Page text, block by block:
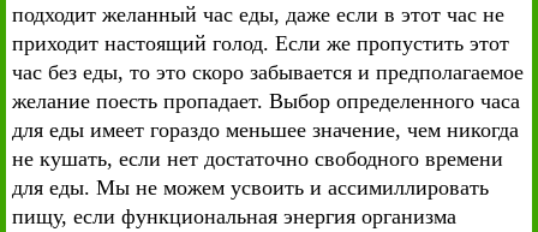
подходит желанный час еды, даже если в этот час не
приходит настоящий голод. Если же пропустить этот
час без еды, то это скоро забывается и предполагаемое
желание поесть пропадает. Выбор определенного часа
для еды имеет гораздо меньшее значение, чем никогда
не кушать, если нет достаточно свободного времени
для еды. Мы не можем усвоить и ассимиллировать
пищу, если функциональная энергия организма